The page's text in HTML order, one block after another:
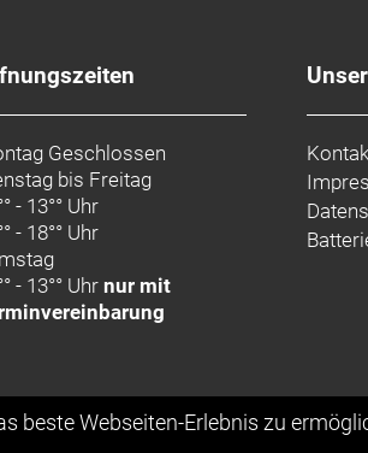
Geschlossen
bis Freitag
- 13°° Uhr
- 18°° Uhr
- 13°° Uhrnur mit
beste Webseiten-Erlebnis zu